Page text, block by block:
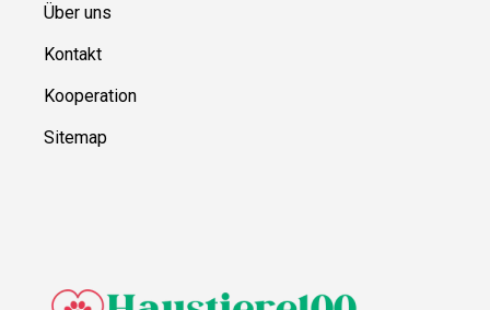
Über uns
Kontakt
Kooperation
Sitemap